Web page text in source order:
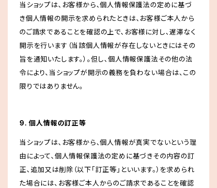
当ショップは、お客様から、個人情報保護法の定めに基づ
き個人情報の開示を求められたときは、お客様ご本人から
のご請求であることを確認の上で、お客様に対し、遅滞なく
開示を行います（当該個人情報が存在しないときにはその
旨を通知いたします。）。但し、個人情報保護法その他の法
令により、当ショップが開示の義務を負わない場合は、この
限りではありません。
9. 個人情報の訂正等
当ショップは、お客様から、個人情報が真実でないという理
由によって、個人情報保護法の定めに基づきその内容の訂
正、追加又は削除（以下「訂正等」といいます。）を求められ
た場合には、お客様ご本人からのご請求であることを確認